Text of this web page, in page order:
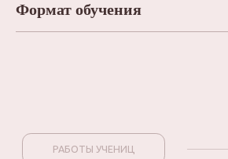
Формат обучения